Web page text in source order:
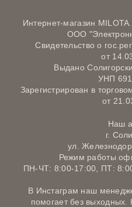
Интернет-магазин
ООО
Свидетельство о
от
Выдано
УНП
Зарегистрирован в
от
Наш
г.
ул.
Режим работы
ПН-ЧТ: 8:00-17:00, ПТ:
В Инстаграм наш
помогает без